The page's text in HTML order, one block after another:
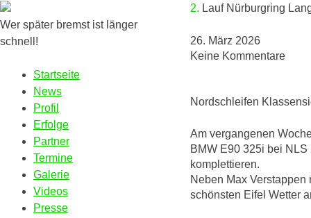
Wer später bremst ist länger
schnell!
Startseite
News
Profil
Erfolge
Partner
Termine
Galerie
Videos
Presse
2. Lauf Nürburgring
26. März 2026
Keine Kommentare
Nordschleifen
Am vergangenen
BMW E90 325i bei
komplettieren.
Neben Max
schönsten Eifel Wetter